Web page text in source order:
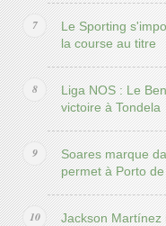
Le Sporting
la course au titre
Liga NOS : Le
victoire à Tondela
Soares marque
permet à Porto
Jackson Martínez